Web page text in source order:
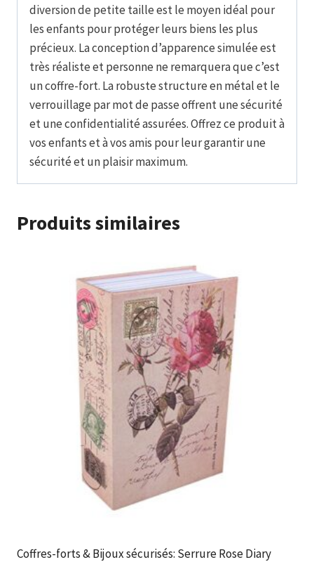
diversion de petite taille est le moyen idéal pour
les enfants pour protéger leurs biens les plus
précieux. La conception d’apparence simulée est
très réaliste et personne ne remarquera que c’est
un coffre-fort. La robuste structure en métal et le
verrouillage par mot de passe offrent une sécurité
et une confidentialité assurées. Offrez ce produit à
vos enfants et à vos amis pour leur garantir une
sécurité et un plaisir maximum.
Produits similaires
Coffres-forts & Bijoux sécurisés: Serrure Rose Diary